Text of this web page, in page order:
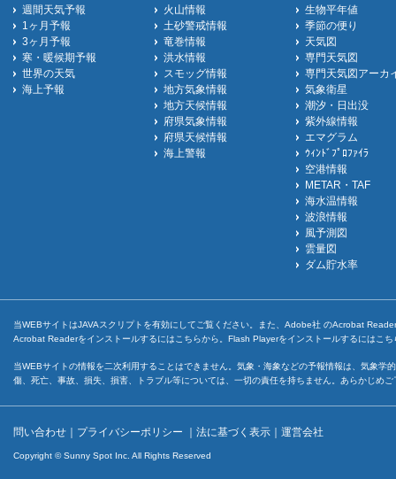
週間天気予報
1ヶ月予報
3ヶ月予報
寒・暖候期予報
世界の天気
海上予報
火山情報
土砂警戒情報
竜巻情報
洪水情報
スモッグ情報
地方気象情報
地方天候情報
府県気象情報
府県天候情報
海上警報
生物平年値
季節の便り
天気図
専門天気図
専門天気図アーカ
気象衛星
潮汐・日出没
紫外線情報
エマグラム
ｳｨﾝﾄﾞﾌﾟﾛﾌｧｲﾗ
空港情報
METAR・TAF
海水温情報
波浪情報
風予測図
雲量図
ダム貯水率
当WEBサイトはJAVAスクリプトを有効にしてご覧ください。また、Adobe社 のAcrobat
Acrobat Readerをインストールするには こちらから。Flash Playerをインストールするには こち
当WEBサイトの情報を二次利用することはできません。気象・海象などの予報情報は、気象
傷、死亡、事故、損失、損害、トラブル等については、一切の責任を持ちません。あらかじめ
問い合わせ ｜ プライバシーポリシー ｜ 法に基づく表示 ｜ 運営会社
Copyright © Sunny Spot Inc. All Rights Reserved